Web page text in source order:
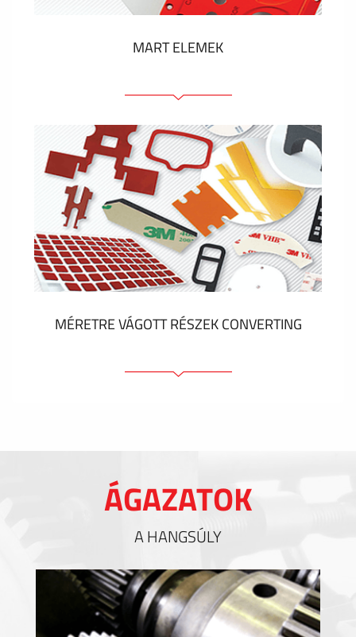
MUTASS TÖBBET
MART ELEMEK
Előlapok (elülső, tartó)
Anodizált panelek
Színes panelek
Panelek szerelőelemekkel
Gravírozott címkék
MUTASS TÖBBET
MÉRETRE VÁGOTT RÉSZEK CONVERTING
Kitöltések és hőkezelés
Szigetelés
MUTASS TÖBBET
ÁGAZATOK
A HANGSÚLY